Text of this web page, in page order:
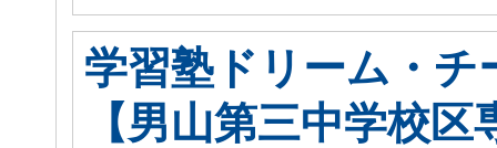
学習塾ドリーム・
【男山第三中学校区